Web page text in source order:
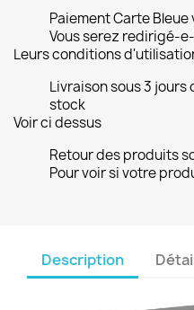
Paiement Carte
Vous serez redirigé-
Leurs conditions
Livraison sous 3
stock
Voir ci dessus
Retour des produits
Pour voir si votre
Description